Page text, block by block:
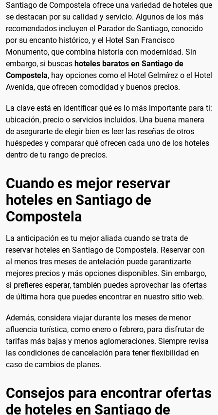
Santiago de Compostela ofrece una variedad de hoteles que
se destacan por su calidad y servicio. Algunos de los más
recomendados incluyen el Parador de Santiago, conocido
por su encanto histórico, y el Hotel San Francisco
Monumento, que combina historia con modernidad. Sin
embargo, si buscas hoteles baratos en Santiago de
Compostela, hay opciones como el Hotel Gelmírez o el Hotel
Avenida, que ofrecen comodidad y buenos precios.
La clave está en identificar qué es lo más importante para ti:
ubicación, precio o servicios incluidos. Una buena manera
de asegurarte de elegir bien es leer las reseñas de otros
huéspedes y comparar qué ofrecen cada uno de los hoteles
dentro de tu rango de precios.
Cuando es mejor reservar
hoteles en Santiago de
Compostela
La anticipación es tu mejor aliada cuando se trata de
reservar hoteles en Santiago de Compostela. Reservar con
al menos tres meses de antelación puede garantizarte
mejores precios y más opciones disponibles. Sin embargo,
si prefieres esperar, también puedes aprovechar las ofertas
de última hora que puedes encontrar en nuestro sitio web.
Además, considera viajar durante los meses de menor
afluencia turística, como enero o febrero, para disfrutar de
tarifas más bajas y menos aglomeraciones. Siempre revisa
las condiciones de cancelación para tener flexibilidad en
caso de cambios de planes.
Consejos para encontrar ofertas
de hoteles en Santiago de